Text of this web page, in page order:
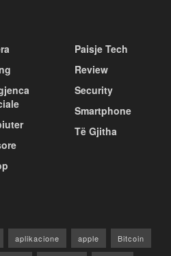
Paisje Tech
Review
Security
Smartphone
Të Gjitha
aplikacione apple Bitcoin